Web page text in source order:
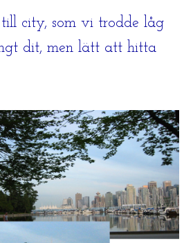
city, som vi trodde låg
dit, men lätt att hitta